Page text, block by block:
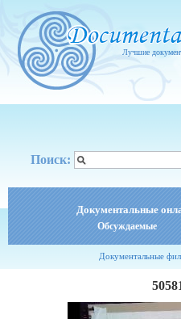
Лучшие
Поиск:
Документальные
Обсуждаемые
Документальные